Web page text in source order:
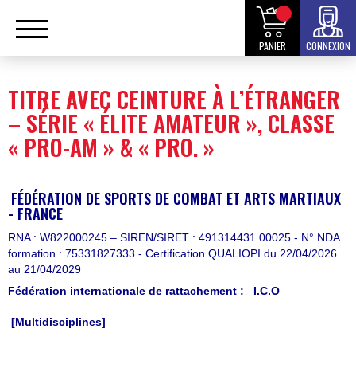
PANIER CONNEXION
TITRE AVEC CEINTURE À L’ÉTRANGER
– SÉRIE « ÉLITE AMATEUR », CLASSE
« PRO-AM » & « PRO. »
FÉDÉRATION DE SPORTS DE COMBAT ET ARTS MARTIAUX
- FRANCE
RNA : W822000245 – SIREN/SIRET : 491314431.00025 - N° NDA
formation : 75331827333 - Certification QUALIOPI du 22/04/2026
au 21/04/2029
Fédération internationale de rattachement :
I.C.O
[Multidisciplines]